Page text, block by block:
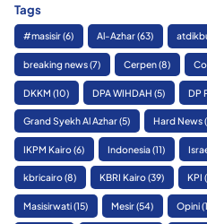
Tags
#masisir(6) Al-Azhar(63)
breaking news(7) Cerpen(8)
DKKM (10) DPA WIHDAH (5) DP
Grand Syekh Al Azhar(5) Hard News
IKPM Kairo(6) Indonesia(11)
kbricairo(8) KBRI Kairo(39) KPI
Masisirwati(15) Mesir(54) Opini